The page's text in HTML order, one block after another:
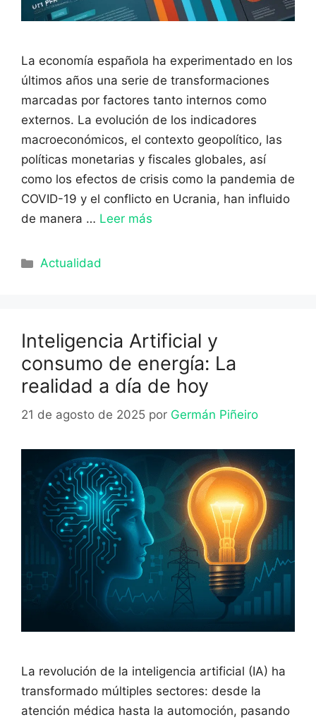
La economía española ha experimentado en los
últimos años una serie de transformaciones
marcadas por factores tanto internos como
externos. La evolución de los indicadores
macroeconómicos, el contexto geopolítico, las
políticas monetarias y fiscales globales, así
como los efectos de crisis como la pandemia de
COVID-19 y el conflicto en Ucrania, han influido
de manera … Leer más
Categorías
Actualidad
Inteligencia Artificial y
consumo de energía: La
realidad a día de hoy
21 de agosto de 2025 por Germán Piñeiro
La revolución de la inteligencia artificial (IA) ha
transformado múltiples sectores: desde la
atención médica hasta la automoción, pasando